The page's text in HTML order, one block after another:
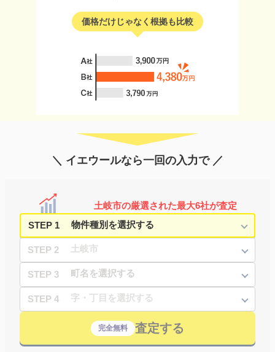
価格だけじゃなく根拠も比較
＼ イエウールなら一回の入力で ／
土岐市の厳選された最大6社が査定
STEP 1
STEP 2
STEP 3
STEP 4
完全無料 査定する